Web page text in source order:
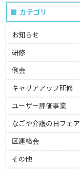
カテゴリ
お知らせ
研修
例会
キャリアアップ研修
ユーザー評価事業
なごや介護の日フェア
区連絡会
その他